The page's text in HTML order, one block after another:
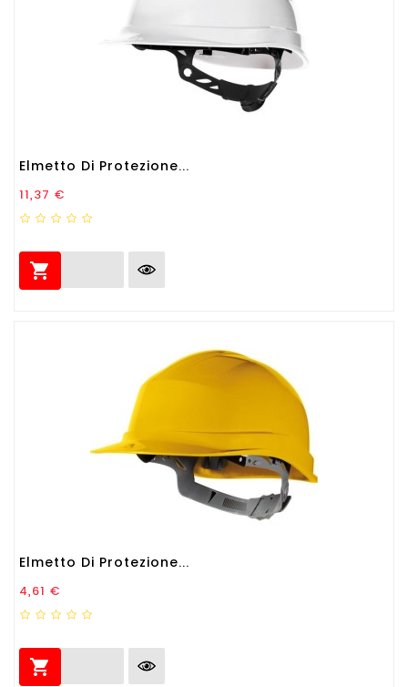
Elmetto Di Protezione...
Prezzo
11,37 €

Elmetto Di Protezione...
Prezzo
4,61 €
